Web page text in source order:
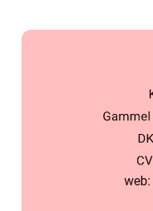
web: